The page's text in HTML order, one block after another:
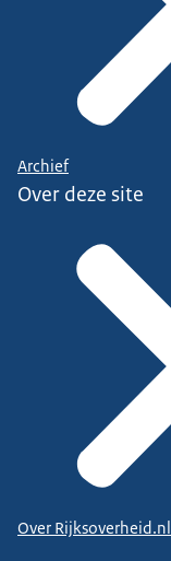
Archief
Over deze site
Over Rijksoverheid.nl